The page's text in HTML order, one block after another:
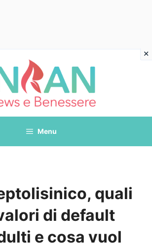
Menu
quali
di default
e cosa vuol